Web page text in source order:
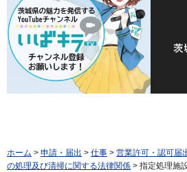
ホーム > 申請・届出 > 仕事 > 営業許可・認可届
の処理及び清掃に関する法律関係 > 指定処理施